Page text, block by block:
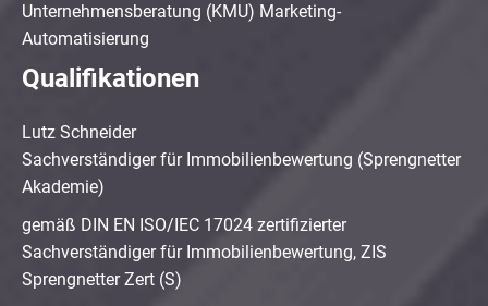
Unternehmensberatung (KMU) Marketing-
Automatisierung
Qualifikationen
Lutz Schneider
Sachverständiger für Immobilienbewertung (Sprengnetter
Akademie)
gemäß DIN EN ISO/IEC 17024 zertifizierter
Sachverständiger für Immobilienbewertung, ZIS
Sprengnetter Zert (S)